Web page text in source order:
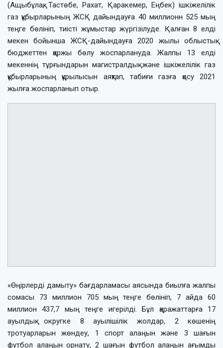
(Ащыбұлақ, Тастөбе, Рахат, Қаракемер, Еңбек) ішкіжелілік
газ құбырларының ЖСҚ дайындауға 40 миллионн 525 мың
теңге бөлініп, тиісті жұмыстар жүргізілуде. Қалған 8 елді
мекен бойынша ЖСҚ-дайындауға 2020 жылы облыстық
бюджеттен қаржы бөлу жоспарлануда. Жалпы 13 елді
мекеннің тұрғындарын магистралдық және ішкіжелілік газ
құбырларының құрылысын аяқтап, табиғи газға қосу 2021
жылға жоспарланып отыр.
«Өңірлерді дамыту» бағдарламасы аясында биылға жалпы
сомасы 73 миллион 705 мың теңге бөлініп, 7 айда 60
миллион 437,7 мың теңге игерілді. Бұл қаражаттарға 17
ауылдық округке 8 ауылішілік жолдар, 2 көшенің
тротуарларын жөндеу, 1 спорт алаңын және 3 шағын
футбол алаңын орнату, 2 шағын футбол алаңын ағымды